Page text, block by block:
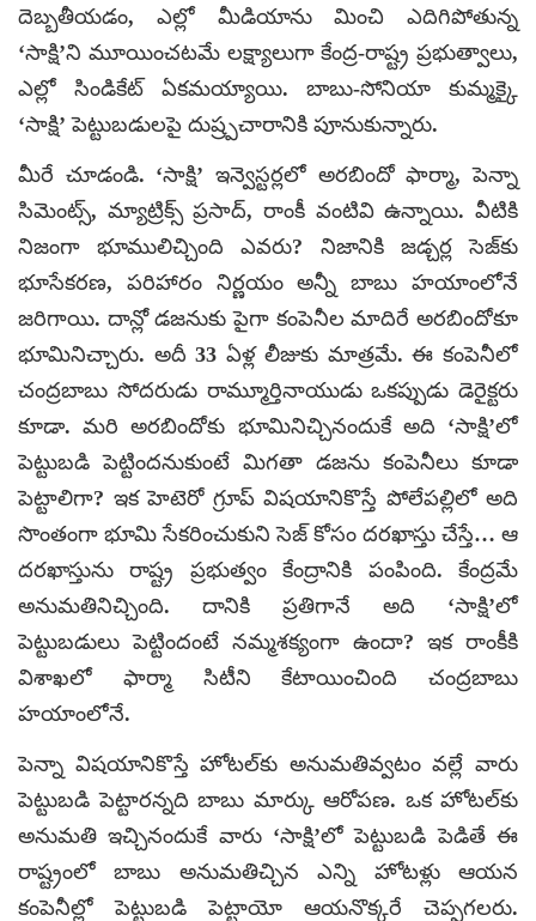
దెబ్బతీయడం, ఎల్లో మీడియాను మించి ఎదిగిపోతున్న
‘సాక్షి’ని మూయించటమే లక్ష్యాలుగా కేంద్ర-రాష్ట్ర ప్రభుత్వాలు,
ఎల్లో సిండికేట్ ఏకమయ్యాయి. బాబు-సోనియా కుమ్మక్కై
‘సాక్షి’ పెట్టుబడులపై దుష్ర్పచారానికి పూనుకున్నారు.
మీరే చూడండి. ‘సాక్షి’ ఇన్వెస్టర్లలో అరబిందో ఫార్మా, పెన్నా
సిమెంట్స్, మ్యాట్రిక్స్ ప్రసాద్, రాంకీ వంటివి ఉన్నాయి. వీటికి
నిజంగా భూములిచ్చింది ఎవరు? నిజానికి జడ్చర్ల సెజ్‌కు
భూసేకరణ, పరిహారం నిర్ణయం అన్నీ బాబు హయాంలోనే
జరిగాయి. దాన్లో డజనుకు పైగా కంపెనీల మాదిరే అరబిందోకూ
భూమినిచ్చారు. అదీ 33 ఏళ్ల లీజుకు మాత్రమే. ఈ కంపెనీలో
చంద్రబాబు సోదరుడు రామ్మూర్తినాయుడు ఒకప్పుడు డెరైక్టరు
కూడా. మరి అరబిందోకు భూమినిచ్చినందుకే అది ‘సాక్షి’లో
పెట్టుబడి పెట్టిందనుకుంటే మిగతా డజను కంపెనీలు కూడా
పెట్టాలిగా? ఇక హెటెరో గ్రూప్ విషయానికొస్తే పోలేపల్లిలో అది
సొంతంగా భూమి సేకరించుకుని సెజ్ కోసం దరఖాస్తు చేస్తే… ఆ
దరఖాస్తును రాష్ట్ర ప్రభుత్వం కేంద్రానికి పంపింది. కేంద్రమే
అనుమతినిచ్చింది. దానికి ప్రతిగానే అది ‘సాక్షి’లో
పెట్టుబడులు పెట్టిందంటే నమ్మశక్యంగా ఉందా? ఇక రాంకీకి
విశాఖలో ఫార్మా సిటీని కేటాయించింది చంద్రబాబు
హయాంలోనే.
పెన్నా విషయానికొస్తే హోటల్‌కు అనుమతివ్వటం వల్లే వారు
పెట్టుబడి పెట్టారన్నది బాబు మార్కు ఆరోపణ. ఒక హోటల్‌కు
అనుమతి ఇచ్చినందుకే వారు ‘సాక్షి’లో పెట్టుబడి పెడితే ఈ
రాష్ట్రంలో బాబు అనుమతిచ్చిన ఎన్ని హోటళ్లు ఆయన
కంపెనీల్లో పెట్టుబడి పెట్టాయో ఆయనొక్కరే చెప్పగలరు.